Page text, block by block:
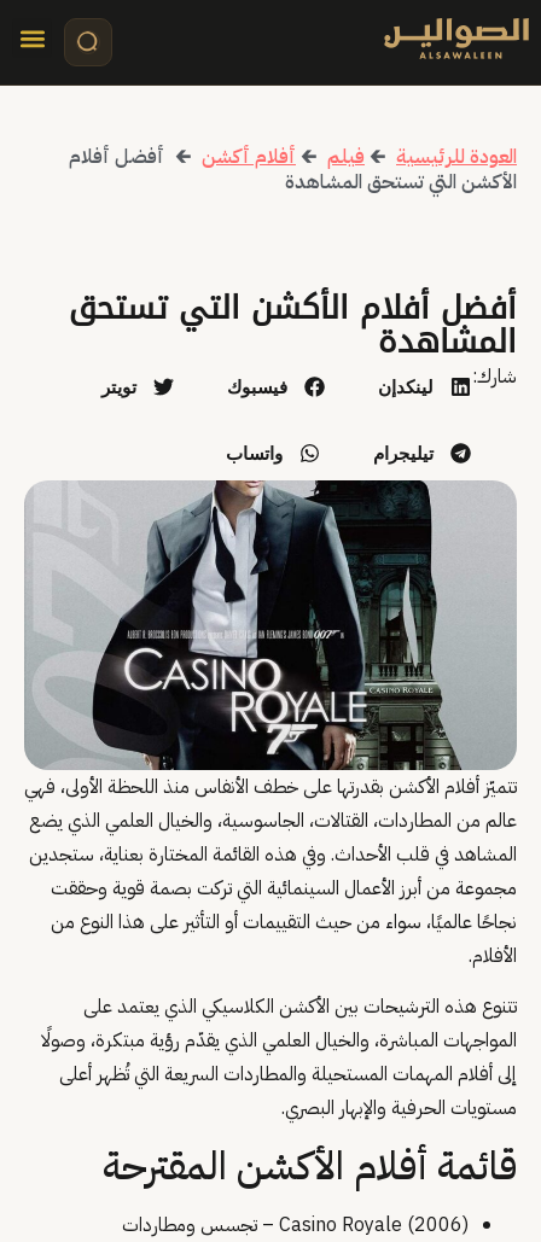
العودة للرئيسية 🡰 فيلم 🡰 أفلام أكشن 🡰 أفضل أفلام
الأكشن التي تستحق المشاهدة
أفضل أفلام الأكشن التي تستحق
المشاهدة
لينكدإن فيسبوك تويتر
تيليجرام واتساب
شارك:
تتميّز أفلام الأكشن بقدرتها على خطف الأنفاس منذ اللحظة الأولى، فهي
عالم من المطاردات، القتالات، الجاسوسية، والخيال العلمي الذي يضع
المشاهد في قلب الأحداث. وفي هذه القائمة المختارة بعناية، ستجدين
مجموعة من أبرز الأعمال السينمائية التي تركت بصمة قوية وحققت
نجاحًا عالميًا، سواء من حيث التقييمات أو التأثير على هذا النوع من
الأفلام.
تتنوع هذه الترشيحات بين الأكشن الكلاسيكي الذي يعتمد على
المواجهات المباشرة، والخيال العلمي الذي يقدّم رؤية مبتكرة، وصولًا
إلى أفلام المهمات المستحيلة والمطاردات السريعة التي تُظهر أعلى
مستويات الحرفية والإبهار البصري.
قائمة أفلام الأكشن المقترحة
Casino Royale (2006) – تجسس ومطاردات